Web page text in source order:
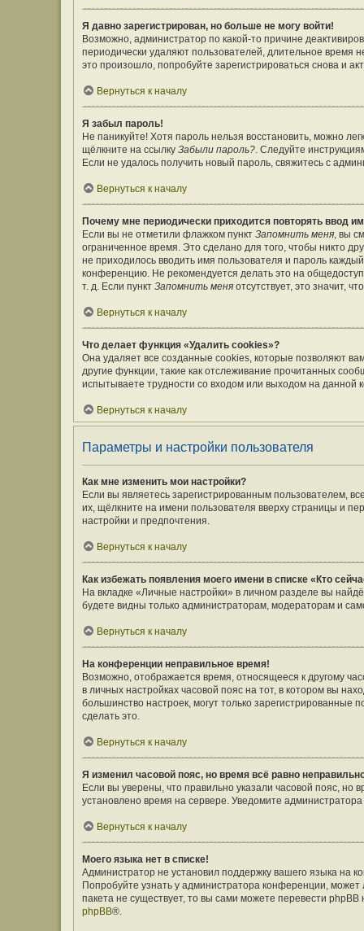
Я давно зарегистрирован, но больше не могу войти!
Возможно, администратор по какой-то причине
периодически удаляют пользователей, длительное
это произошло, попробуйте зарегистрироваться снова и
Вернуться к началу
Я забыл пароль!
Не паникуйте! Хотя пароль нельзя восстановить, можно
щёлкните на ссылку Забыли пароль?. Следуйте
Если не удалось получить новый пароль, свяжитесь с
Вернуться к началу
Почему мне периодически приходится повторять ввод
Если вы не отметили флажком пункт Запомнить меня, вы
ограниченное время. Это сделано для того, чтобы никто
не приходилось вводить имя пользователя и пароль
конференцию. Не рекомендуется делать это на
т. д. Если пункт Запомнить меня отсутствует, это значит,
Вернуться к началу
Что делает функция «Удалить cookies»?
Она удаляет все созданные cookies, которые позволяют
другие функции, такие как отслеживание прочитанных
испытываете трудности со входом или выходом на
Вернуться к началу
Параметры и настройки пользователя
Как мне изменить мои настройки?
Если вы являетесь зарегистрированным пользователем,
их, щёлкните на имени пользователя вверху страницы и
настройки и предпочтения.
Вернуться к началу
Как избежать появления моего имени в списке «Кто
На вкладке «Личные настройки» в личном разделе вы
будете видны только администраторам, модераторам и
Вернуться к началу
На конференции неправильное время!
Возможно, отображается время, относящееся к другому
в личных настройках часовой пояс на тот, в котором вы
большинство настроек, могут только
сделать это.
Вернуться к началу
Я изменил часовой пояс, но время всё равно
Если вы уверены, что правильно указали часовой пояс,
установлено время на сервере. Уведомите
Вернуться к началу
Моего языка нет в списке!
Администратор не установил поддержку вашего языка на
Попробуйте узнать у администратора конференции, может
пакета не существует, то вы сами можете перевести
phpBB®.